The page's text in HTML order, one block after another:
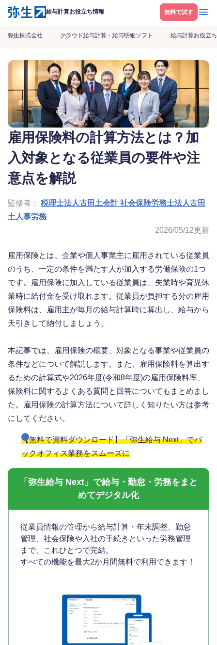
給与計算お役立ち情報 無料で試す メニ
弥生株式会社 クラウド給与計算・給与明細ソフト 給与計算お役立
雇用保険料の計算方法とは？加
入対象となる従業員の要件や注
意点を解説
監修者： 税理士法人古田土会計 社会保険労務士法人古田
土人事労務
2026/05/12更新
雇用保険とは、企業や個人事業主に雇用されている従業員
のうち、一定の条件を満たす人が加入する労働保険の1つ
です。雇用保険に加入している従業員は、失業時や育児休
業時に給付金を受け取れます。従業員が負担する分の雇用
保険料は、雇用主が毎月の給与計算時に算出し、給与から
天引きして納付しましょう。
本記事では、雇用保険の概要、対象となる事業や従業員の
条件などについて解説します。また、雇用保険料を算出す
るための計算式や2026年度(令和8年度)の雇用保険料率、
保険料に関するよくある質問と回答についてもまとめまし
た。雇用保険の計算方法について詳しく知りたい方は参考
にしてください。
【無料で資料ダウンロード】「弥生給与 Next」でバ
ックオフィス業務をスムーズに
「弥生給与 Next」で給与・勤怠・労務をまと
めてデジタル化
従業員情報の管理から給与計算・年末調整、勤怠
管理、社会保険や入社の手続きといった労務管理
まで、これひとつで完結。
すべての機能を最大2か月間無料で利用できます！